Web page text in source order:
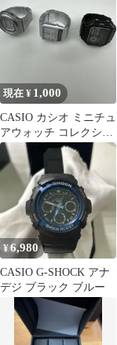
プ
現在 ¥ 1,000
CASIO カシオ ミニチュ
アウォッチ コレクショ
ン 3種セット
¥ 6,980
CASIO G-SHOCK アナ
デジ ブラック ブルー